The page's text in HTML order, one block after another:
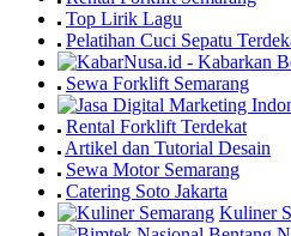
Top Lirik Lagu
Pelatihan Cuci Sepatu
Sewa Forklift Semarang
Rental Forklift Terdekat
Artikel dan Tutorial Desain
Sewa Motor Semarang
Catering Soto Jakarta
Kuliner